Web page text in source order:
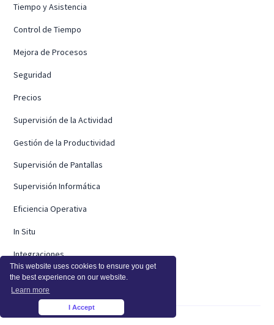
This website uses cookies to ensure you get
the best experience on our website.
Learn more
I Accept
Tiempo y Asistencia
Control de Tiempo
Mejora de Procesos
Seguridad
Precios
Supervisión de la Actividad
Gestión de la Productividad
Supervisión de Pantallas
Supervisión Informática
Eficiencia Operativa
In Situ
Integraciones
Integraciones